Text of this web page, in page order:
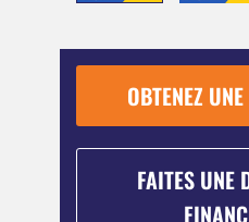
OBTENEZ
FAITES UNE